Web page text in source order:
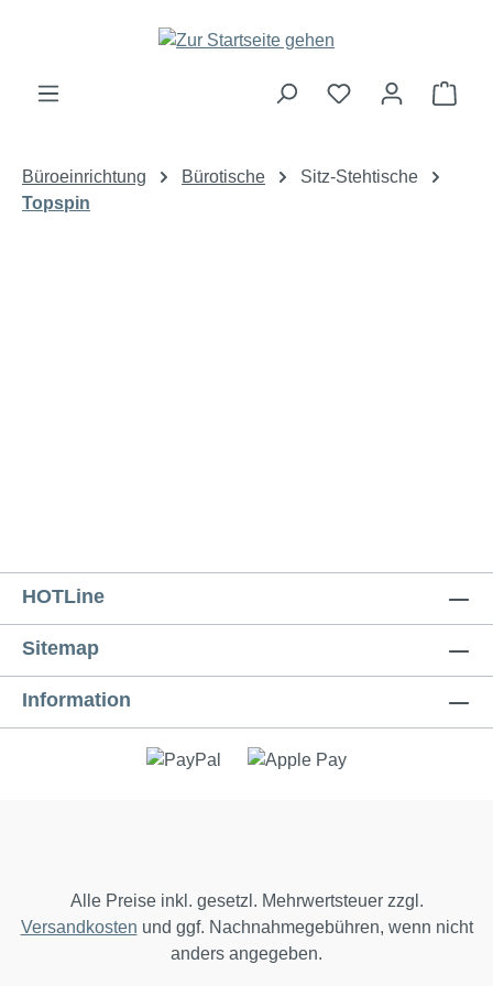
Zum Hauptinhalt springen
Büroeinrichtung Bürotische
Sitz-Stehtische
Topspin
HOTLine
Sitemap
Information
Alle Preise inkl. gesetzl. Mehrwertsteuer zzgl.
Versandkosten und ggf. Nachnahmegebühren, wenn nicht
anders angegeben.